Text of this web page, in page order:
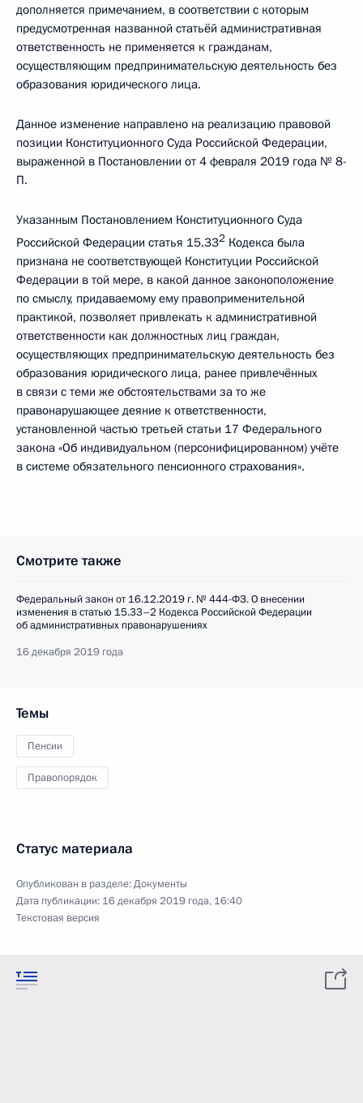
дополняется примечанием, в соответствии с которым
предусмотренная названной статьёй административная
ответственность не применяется к гражданам,
осуществляющим предпринимательскую деятельность без
образования юридического лица.
Данное изменение направлено на реализацию правовой
позиции Конституционного Суда Российской Федерации,
выраженной в Постановлении от 4 февраля 2019 года № 8-
П.
Указанным Постановлением Конституционного Суда
Российской Федерации статья 15.332 Кодекса была
признана не соответствующей Конституции Российской
Федерации в той мере, в какой данное законоположение
по смыслу, придаваемому ему правоприменительной
практикой, позволяет привлекать к административной
ответственности как должностных лиц граждан,
осуществляющих предпринимательскую деятельность без
образования юридического лица, ранее привлечённых
в связи с теми же обстоятельствами за то же
правонарушающее деяние к ответственности,
установленной частью третьей статьи 17 Федерального
закона «Об индивидуальном (персонифицированном) учёте
в системе обязательного пенсионного страхования».
Смотрите также
Федеральный закон от 16.12.2019 г. № 444-ФЗ. О внесении
изменения в статью 15.33–2 Кодекса Российской Федерации
об административных правонарушениях
16 декабря 2019 года
Темы
Пенсии
Правопорядок
Статус материала
Опубликован в разделе:Документы
Дата публикации: 16 декабря 2019 года, 16:40
Текстовая версия